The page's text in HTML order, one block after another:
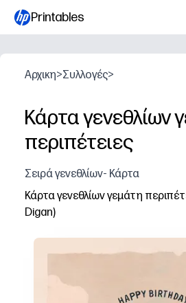
Printables
Αρχικη>Συλλογές>
Κάρτα γενεθλίων
περιπέτειες
Σειρά γενεθλίων- Κάρτα
Κάρτα γενεθλίων γεμάτη
Digan)